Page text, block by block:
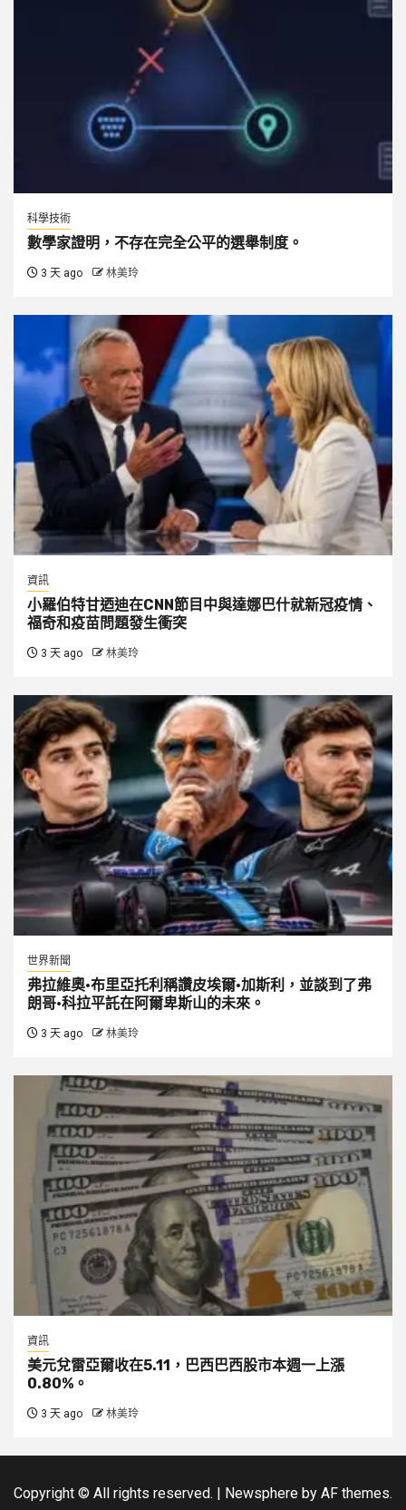
科學技術
數學家證明，不存在完全公平的選舉制度。
3 天 ago 林美玲
資訊
小羅伯特甘迺迪在CNN節目中與達娜巴什就新冠疫情、
福奇和疫苗問題發生衝突
3 天 ago 林美玲
世界新聞
弗拉維奧·布里亞托利稱讚皮埃爾·加斯利，並談到了弗
朗哥·科拉平託在阿爾卑斯山的未來。
3 天 ago 林美玲
資訊
美元兌雷亞爾收在5.11，巴西巴西股市本週一上漲
0.80%。
3 天 ago 林美玲
Copyright © All rights reserved. Newsphere by AF themes.